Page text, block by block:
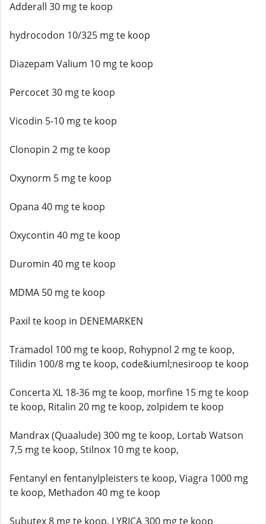
Adderall 30 mg te koop
hydrocodon 10/325 mg te koop
Diazepam Valium 10 mg te koop
Percocet 30 mg te koop
Vicodin 5-10 mg te koop
Clonopin 2 mg te koop
Oxynorm 5 mg te koop
Opana 40 mg te koop
Oxycontin 40 mg te koop
Duromin 40 mg te koop
MDMA 50 mg te koop
Paxil te koop in DENEMARKEN
Tramadol 100 mg te koop, Rohypnol 2 mg te koop,
Tilidin 100/8 mg te koop, code&iuml;nesiroop te koop
Concerta XL 18-36 mg te koop, morfine 15 mg te koop
te koop, Ritalin 20 mg te koop, zolpidem te koop
Mandrax (Quaalude) 300 mg te koop, Lortab Watson
7,5 mg te koop, Stilnox 10 mg te koop,
Fentanyl en fentanylpleisters te koop, Viagra 1000 mg
te koop, Methadon 40 mg te koop
Subutex 8 mg te koop, LYRICA 300 mg te koop